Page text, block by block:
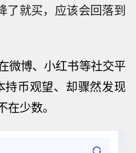
了就买，应该会回落到
微博、小红书等社交平
持币观望、却骤然发现
在少数。